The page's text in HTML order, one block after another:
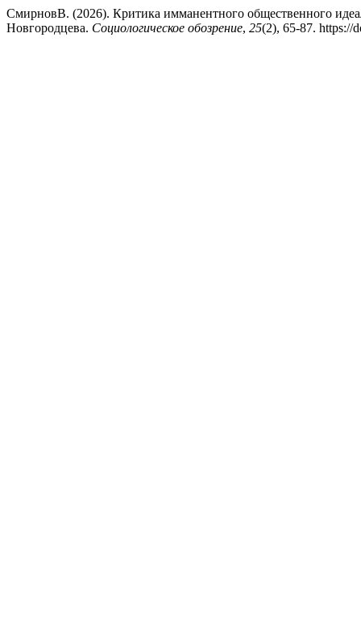
СмирновВ. (2026). Критика имманентного общественного
Новгородцева. Социологическое обозрение, 25(2), 65-87. https://